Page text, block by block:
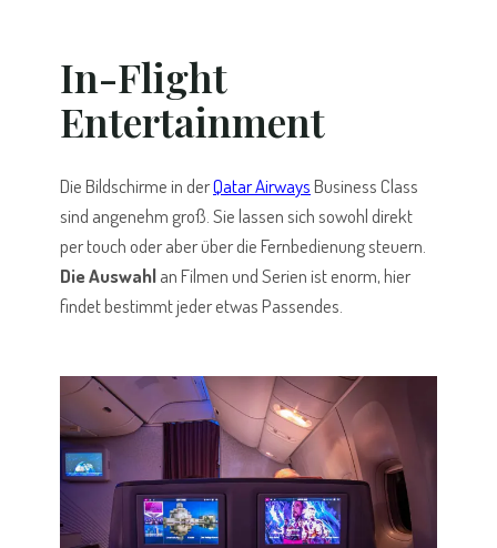
In-Flight
Entertainment
Die Bildschirme in derQatar AirwaysBusiness Class
sind angenehm groß. Sie lassen sich sowohl direkt
per touch oder aber über die Fernbedienung steuern.
Die Auswahlan Filmen und Serien ist enorm, hier
findet bestimmt jeder etwas Passendes.